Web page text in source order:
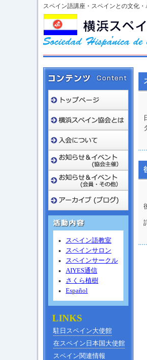
スペイン語講座・スペインとの文化
スペイン語教室
スペインサロン
スペインサークル
AIYES通信
さくら植樹
Español
LINKS
駐日スペイン大使館
在スペイン日本国大使館
スペイン関連情報